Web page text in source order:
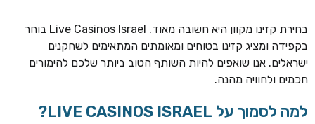
בחירת קזינו מקוון היא חשובה מאוד. Live Casinos Israel בוחר
בקפידה ומציג קזינו בטוחים ומאומתים המתאימים לשחקנים
ישראלים. אנו שואפים להיות השותף הטוב ביותר שלכם להימורים
חכמים ולחוויה מהנה.
למה לסמוך על LIVE CASINOS ISRAEL?